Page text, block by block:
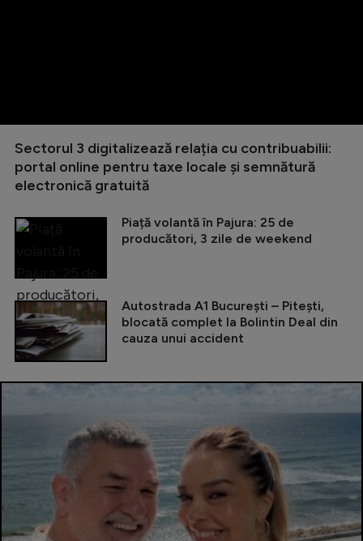
Sectorul 3 digitalizează relația cu contribuabilii:
portal online pentru taxe locale și semnătură
electronică gratuită
Piață volantă în Pajura: 25 de
producători, 3 zile de weekend
Autostrada A1 București – Pitești,
blocată complet la Bolintin Deal din
cauza unui accident